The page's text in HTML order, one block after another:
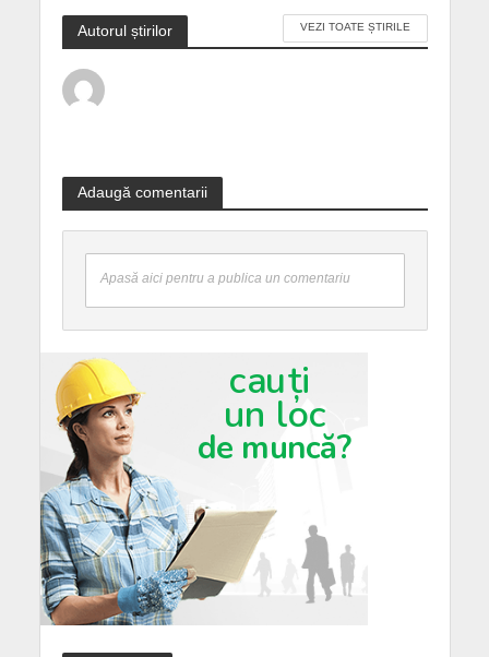
Autorul știrilor VEZI TOATE ȘTIRILE
Adaugă comentarii
Apasă aici pentru a publica un comentariu